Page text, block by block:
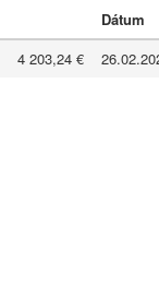
Dátum
4 203,24 €